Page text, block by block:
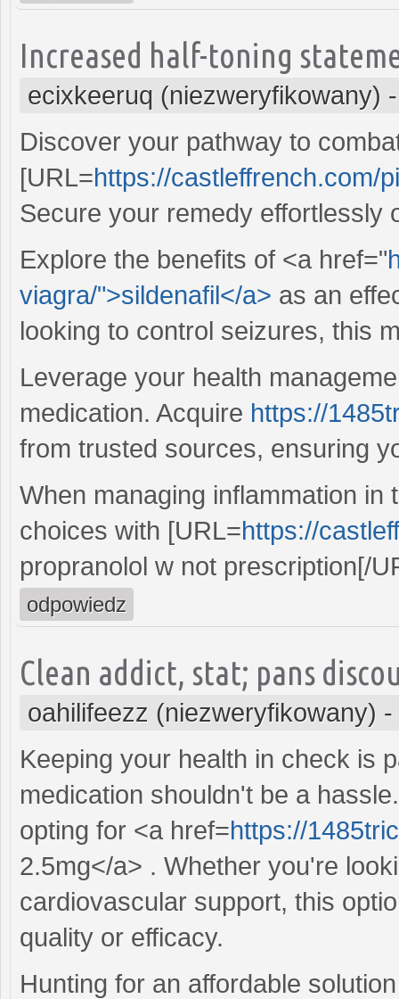
Increased half-toning
ecixkeeruq (niezweryfikowany)
Discover your pathway to
[URL=https://castleffrench.com/
Secure your remedy effortlessly
Explore the benefits of <a href="
viagra/">sildenafil</a> as an
looking to control seizures, this
Leverage your health
medication. Acquire https://
from trusted sources, ensuring
When managing inflammation
choices with [URL=https://
propranolol w not prescription[/
odpowiedz
Clean addict, stat; pans
oahilifeezz (niezweryfikowany) -
Keeping your health in check is
medication shouldn't be a
opting for <a href=https://
2.5mg</a> . Whether you're
cardiovascular support, this
quality or efficacy.
Hunting for an affordable